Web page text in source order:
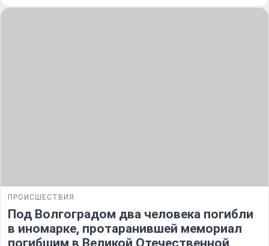
ПРОИСШЕСТВИЯ
Под Волгоградом два человека погибли
в иномарке, протаранившей мемориал
погибшим в Великой Отечественной